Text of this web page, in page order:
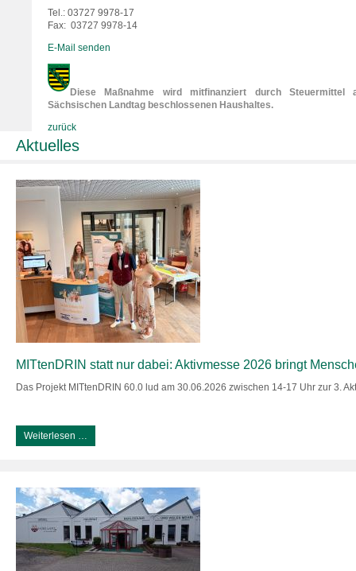
Tel.: 03727 9978-17
Fax: 03727 9978-14
E-Mail senden
Diese Maßnahme wird mitfinanziert durch
Sächsischen Landtag beschlossenen Haushaltes.
zurück
Aktuelles
MITtenDRIN statt nur dabei: Aktivmesse 2026 bringt
Das Projekt MITtenDRIN 60.0 lud am 30.06.2026 zwischen 14-17 Uhr zur 3.
Weiterlesen …